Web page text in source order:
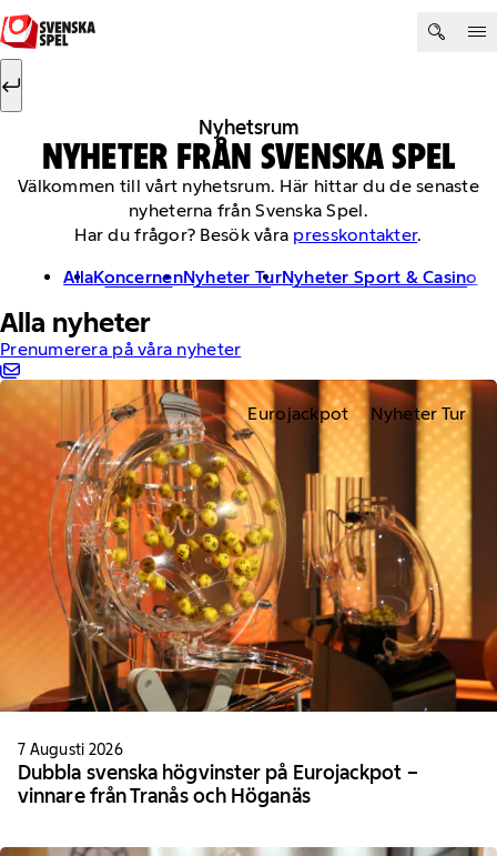
Hoppa till innehåll
Sök efter:
Nyhetsrum
NYHETER FRÅN SVENSKA SPEL
Välkommen till vårt nyhetsrum. Här hittar du de senaste
nyheterna från Svenska Spel.
Har du frågor? Besök våra presskontakter.
AllaKoncernenNyheter TurNyheter Sport & Casino
Alla nyheter
Prenumerera på våra nyheter
Eurojackpot Nyheter Tur
7 Augusti 2026
Dubbla svenska högvinster på Eurojackpot –
vinnare från Tranås och Höganäs